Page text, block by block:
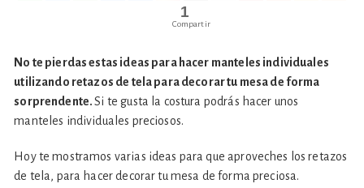
1
Compartir
No te pierdas estas ideas para hacer manteles individuales
utilizando retazos de tela para decorar tu mesa de forma
sorprendente.Si te gusta la costura podrás hacer unos
manteles individuales preciosos.
Hoy te mostramos varias ideas para que aproveches los retazos
de tela, para hacer decorar tu mesa de forma preciosa.